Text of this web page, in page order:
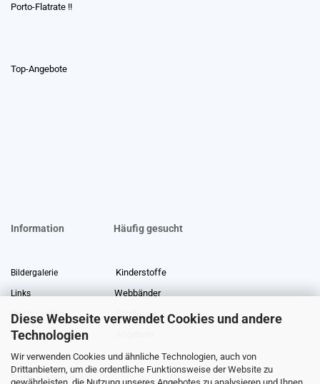
Diese Webseite verwendet Cookies und andere
Technologien
Wir verwenden Cookies und ähnliche Technologien, auch von
Drittanbietern, um die ordentliche Funktionsweise der Website zu
gewährleisten, die Nutzung unseres Angebotes zu analysieren und Ihnen
Porto-Flatrate !!
Top-Angebote
Information Häufig gesucht
Bildergalerie Kinderstoffe
Links Webbänder
Stoffe Lexikon Stoffreste
Über uns
Gewerberabatt Meterware
Stoffe auf Rechnung